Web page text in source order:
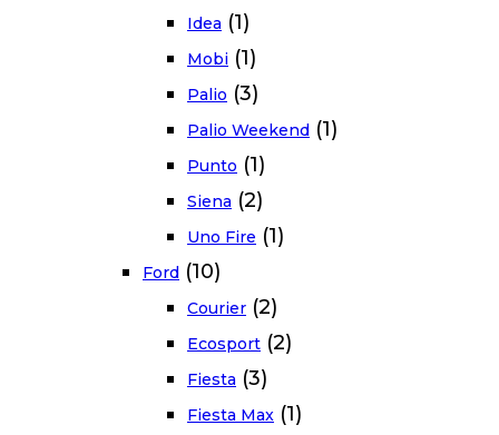
Idea (1)
Mobi (1)
Palio (3)
Palio Weekend (1)
Punto (1)
Siena (2)
Uno Fire (1)
Ford (10)
Courier (2)
Ecosport (2)
Fiesta (3)
Fiesta Max (1)